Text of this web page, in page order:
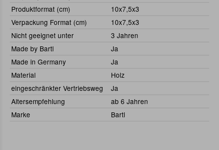
Produktformat (cm)
10x7,5x3
Verpackung Format (cm)
10x7,5x3
Nicht geeignet unter
3 Jahren
Made by Bartl
Ja
Made in Germany
Ja
Material
Holz
eingeschränkter Vertriebsweg
Ja
Altersempfehlung
ab 6 Jahren
Marke
Bartl